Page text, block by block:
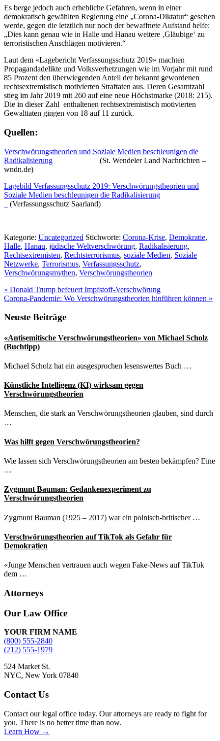
Es berge jedoch auch erhebliche Gefahren, wenn in einer
demokratisch gewählten Regierung eine „Corona-Diktatur“ gesehen
werde, gegen die letztlich nur noch der bewaffnete Aufstand helfe:
„Dies kann genau wie in Halle und Hanau weitere ‚Gläubige‘ zu
terroristischen Anschlägen motivieren.“
Laut dem «Lagebericht Verfassungsschutz 2019» machten
Propagandadelikte und Volksverhetzungen wie im Vorjahr mit rund
85 Prozent den überwiegenden Anteil der bekannt gewordenen
rechtsextremistisch motivierten Straftaten aus. Deren Gesamtzahl
stieg im Jahr 2019 mit 260 auf eine neue Höchstmarke (2018: 215).
Die in dieser Zahl enthaltenen rechtsextremistisch motivierten
Gewalttaten gingen von 18 auf 11 zurück.
Quellen:
Verschwörungstheorien und Soziale Medien beschleunigen die
Radikalisierung (St. Wendeler Land Nachrichten –
wndn.de)
Lagebild Verfassungsschutz 2019: Verschwörungstheorien und
Soziale Medien beschleunigen die Radikalisierung
(Verfassungsschutz Saarland)
Kategorie: Uncategorized Stichworte: Corona-Krise, Demokratie,
Halle, Hanau, jüdische Weltverschwörung, Radikalisierung,
Rechtsextremisten, Rechtsterrorismus, soziale Medien, Soziale
Netzwerke, Terrorismus, Verfassungsschutz,
Verschwörungsmythen, Verschwörungstheorien
Vorheriger
Beitrag:
« Donald Trump befeuert Impfstoff-Verschwörung
Nächster
Corona-Pandemie: Wo Verschwörungstheorien hinführen können »
Seitenspalte
Neuste Beiträge
«Antisemitische Verschwörungstheorien» von Michael Scholz
(Buchtipp)
Michael Scholz hat ein ausgesprochen lesenswertes Buch …
Künstliche Intelligenz (KI) wirksam gegen
Verschwörungstheorien
Menschen, die stark an Verschwörungstheorien glauben, sind durch
…
Was hilft gegen Verschwörungstheorien?
Wie lassen sich Verschwörungstheorien am besten bekämpfen? Eine
…
Zygmunt Bauman: Gedankenexperiment zu
Verschwörungstheorien
Zygmunt Bauman (1925 – 2017) war ein polnisch-britischer …
Verschwörungstheorien auf TikTok als Gefahr für
Demokratien
«Junge Menschen vertrauen auch wegen Fake-News auf TikTok
dem …
Attorneys
Site
Footer
Our Law Office
YOUR FIRM NAME
(800) 555-2840
(212) 555-1979
524 Market St.
NYC, New York 07840
Contact Us
Contact our legal office today. Our attorneys are ready to fight for
you. There is no better time than now.
Learn How →